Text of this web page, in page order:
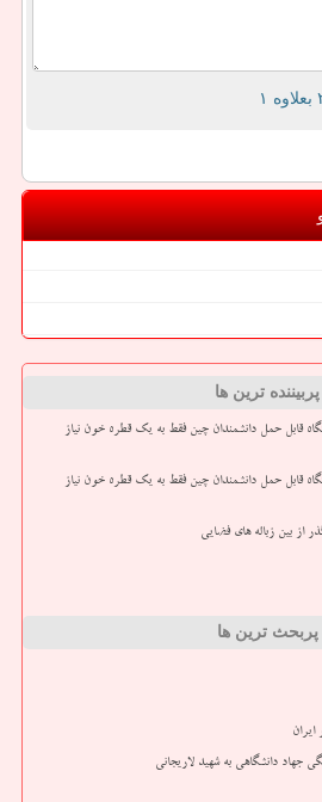
پربیننده ترین ها
۹۵ درصدی دستگاه قابل حمل دانشمندان چین فقط به یک قطره خون نیاز
۹۵ درصدی دستگاه قابل حمل دانشمندان چین فقط به یک قطره خون نیاز
از بین زباله های فضایی
پربحث ترین ها
جهاد دانشگاهی به شهید لاریجانی